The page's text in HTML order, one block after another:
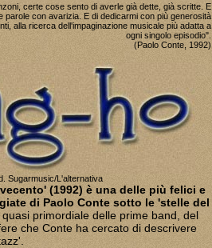
certe cose sento di averle già dette, già scritte. E
parole con avarizia. E di dedicarmi con più generosità
alla ricerca dell'impaginazione musicale più adatta a
ogni singolo episodio".
(Paolo Conte, 1992)
Sugarmusic/L'alternativa
(1992) è una delle più felici e
di Paolo Conte sotto le 'stelle del
primordiale delle prime band, del
che Conte ha cercato di descrivere